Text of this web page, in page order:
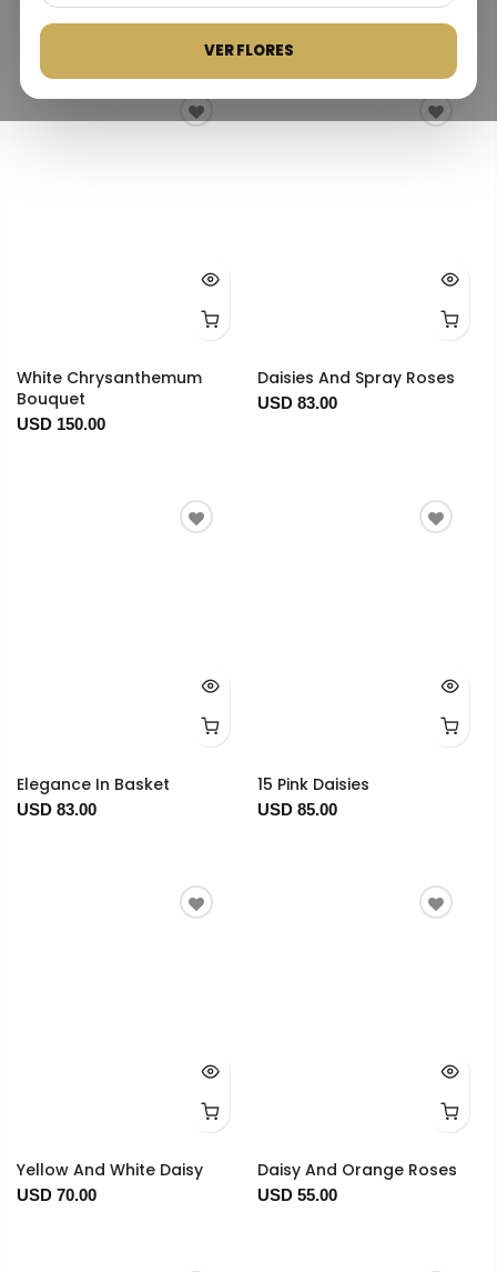
VER FLORES
Date, old to new
White Chrysanthemum
Bouquet
USD 150.00
Daisies And Spray Roses
USD 83.00
Elegance In Basket
USD 83.00
15 Pink Daisies
USD 85.00
Yellow And White Daisy
USD 70.00
Daisy And Orange Roses
USD 55.00